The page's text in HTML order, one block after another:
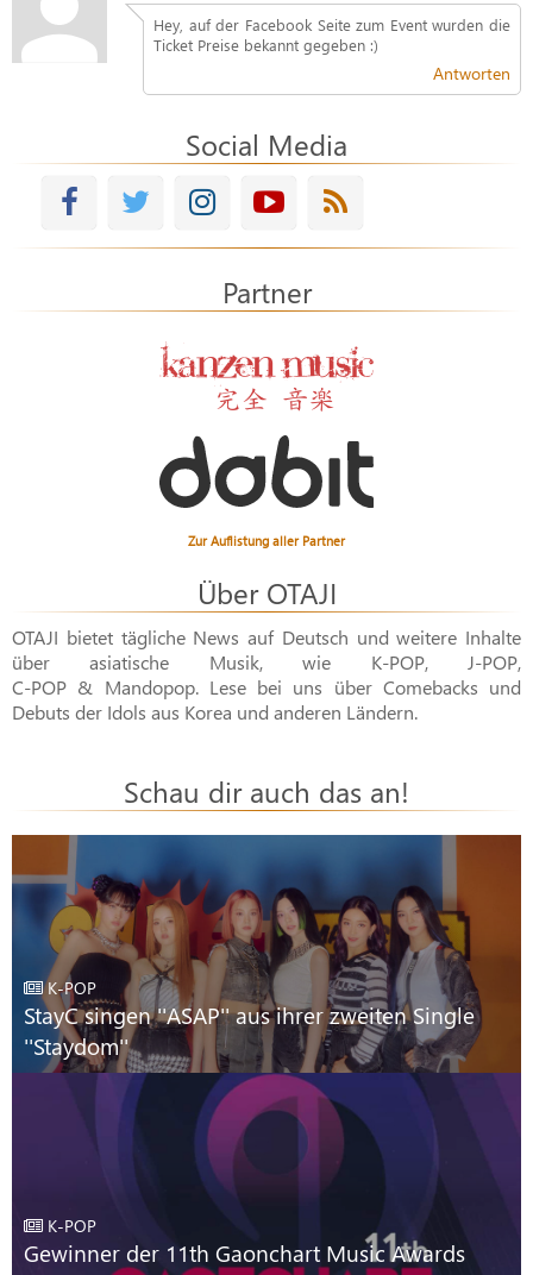
Hey, auf der Facebook Seite zum Event wurden die
Ticket Preise bekannt gegeben :)
Antworten
Social Media
Partner
Zur Auflistung aller Partner
Über OTAJI
OTAJI bietet tägliche News auf Deutsch und weitere Inhalte
über asiatische Musik, wie K-POP,J-POP,
C-POP & Mandopop. Lese bei uns über Comebacks und
Debuts der Idols aus Korea und anderen Ländern.
Schau dir auch das an!
K-POP
StayC singen ''ASAP'' aus ihrer zweiten Single
''Staydom''
K-POP
Gewinner der 11th Gaonchart Music Awards